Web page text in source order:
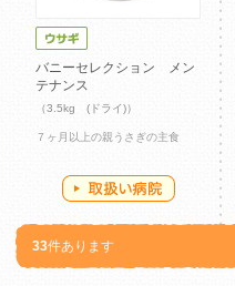
バニーセレクション メン
テナンス
（3.5kg (ドライ)）
７ヶ月以上の親うさぎの主食
33件あります